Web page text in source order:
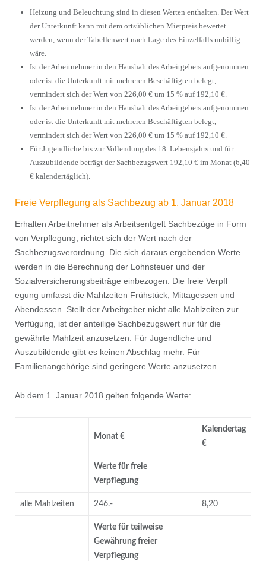
Heizung und Beleuchtung sind in diesen Werten enthalten. Der Wert
der Unterkunft kann mit dem ortsüblichen Mietpreis bewertet
werden, wenn der Tabellenwert nach Lage des Einzelfalls unbillig
wäre.
Ist der Arbeitnehmer in den Haushalt des Arbeitgebers aufgenommen
oder ist die Unterkunft mit mehreren Beschäftigten belegt,
vermindert sich der Wert von 226,00 € um 15 % auf 192,10 €.
Ist der Arbeitnehmer in den Haushalt des Arbeitgebers aufgenommen
oder ist die Unterkunft mit mehreren Beschäftigten belegt,
vermindert sich der Wert von 226,00 € um 15 % auf 192,10 €.
Für Jugendliche bis zur Vollendung des 18. Lebensjahrs und für
Auszubildende beträgt der Sachbezugswert 192,10 € im Monat (6,40
€ kalendertäglich).
Freie Verpﬂegung als Sachbezug ab 1. Januar 2018
Erhalten Arbeitnehmer als Arbeitsentgelt Sachbezüge in Form
von Verpflegung, richtet sich der Wert nach der
Sachbezugsverordnung. Die sich daraus ergebenden Werte
werden in die Berechnung der Lohnsteuer und der
Sozialversicherungsbeiträge einbezogen. Die freie Verpﬂ
egung umfasst die Mahlzeiten Frühstück, Mittagessen und
Abendessen. Stellt der Arbeitgeber nicht alle Mahlzeiten zur
Verfügung, ist der anteilige Sachbezugswert nur für die
gewährte Mahlzeit anzusetzen. Für Jugendliche und
Auszubildende gibt es keinen Abschlag mehr. Für
Familienangehörige sind geringere Werte anzusetzen.
Ab dem 1. Januar 2018 gelten folgende Werte:
Monat €
Kalendertag
€
Werte für freie
Verpflegung
alle Mahlzeiten 246.- 8,20
Werte für teilweise
Gewährung freier
Verpﬂegung